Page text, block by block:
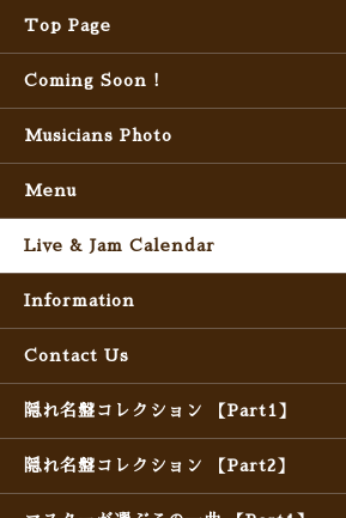
Top Page
Coming Soon !
Musicians Photo
Menu
Live & Jam Calendar
Information
Contact Us
隠れ名盤コレクション 【Part1】
隠れ名盤コレクション 【Part2】